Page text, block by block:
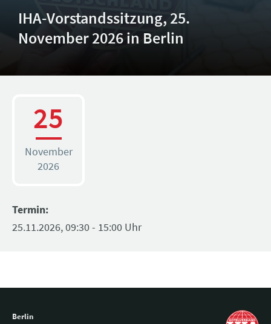
IHA-Vorstandssitzung, 25.
November 2026 in Berlin
25
November
2026
Termin:
25.11.2026, 09:30 - 15:00 Uhr
Berlin